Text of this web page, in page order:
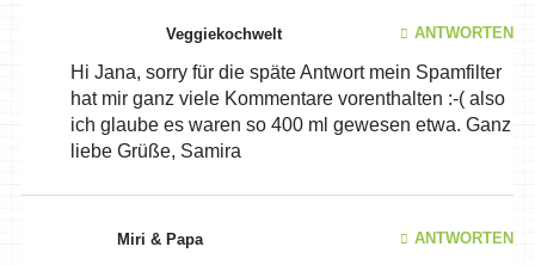
Veggiekochwelt ANTWORTEN
Hi Jana, sorry für die späte Antwort mein Spamfilter
hat mir ganz viele Kommentare vorenthalten :-( also
ich glaube es waren so 400 ml gewesen etwa. Ganz
liebe Grüße, Samira
Miri & Papa ANTWORTEN